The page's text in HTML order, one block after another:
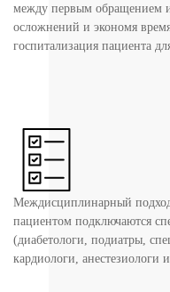
между первым обращением
осложнений и экономя
госпитализация пациента
Междисциплинарный
пациентом подключаются
(диабетологи, подиатры,
кардиологи, анестезиологи